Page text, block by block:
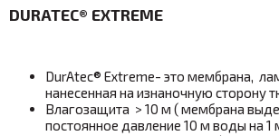
DURATEC® EXTREME
DurAtec® Extreme- это мембрана,
нанесенная на изнаночную сторону
Влагозащита > 10 м ( мембрана
постоянное давление 10 м воды на 1